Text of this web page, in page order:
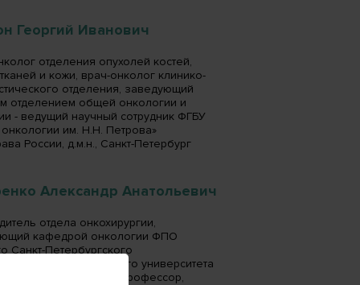
Георгий Иванович
отделения опухолей костей,
и кожи, врач-онколог клинико-
отделения, заведующий
отделением общей онкологии и
- ведущий научный сотрудник ФГБУ
им. Н.Н. Петрова»
России, д.м.н., Санкт-Петербург
Александр Анатольевич
отдела онкохирургии,
кафедрой онкологии ФПО
Санкт-Петербургского
медицинского университета
И.П. Павлова, д.м.н., профессор,